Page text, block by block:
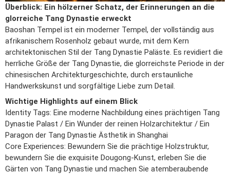
Überblick: Ein hölzerner Schatz, der Erinnerungen an die
glorreiche Tang Dynastie erweckt
Baoshan Tempel ist ein moderner Tempel, der vollständig aus
afrikanischem Rosenholz gebaut wurde, mit dem Kern
architektonischen Stil der Tang Dynastie Paläste. Es revidiert die
herrliche Größe der Tang Dynastie, die glorreichste Periode in der
chinesischen Architekturgeschichte, durch erstaunliche
Handwerkskunst und sorgfältige Liebe zum Detail.
Wichtige Highlights auf einem Blick
Identity Tags: Eine moderne Nachbildung eines prächtigen Tang
Dynastie Palast / Ein Wunder der reinen Holzarchitektur / Ein
Paragon der Tang Dynastie Ästhetik in Shanghai
Core Experiences: Bewundern Sie die prächtige Holzstruktur,
bewundern Sie die exquisite Dougong-Kunst, erleben Sie die
Gärten von Tang Dynastie und machen Sie atemberaubende